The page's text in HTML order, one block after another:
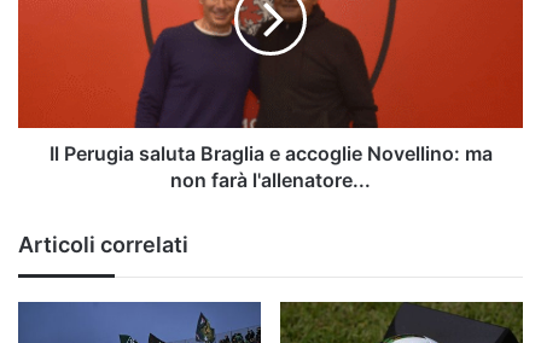
non
Il Perugia saluta Braglia e accoglie Novellino: ma
non farà l'allenatore...
Articoli correlati